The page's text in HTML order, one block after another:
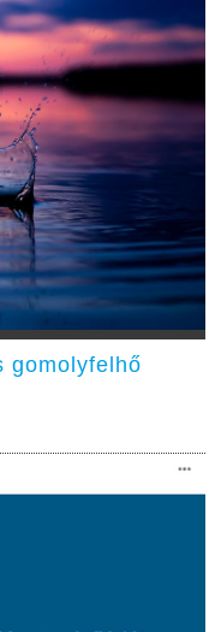
gomolyfelhő